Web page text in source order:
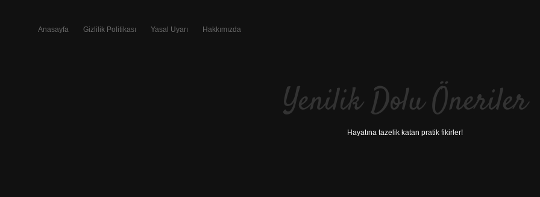
Anasayfa Gizlilik Politikası Yasal Uyarı Hakkımızda
Yenilik Dolu Öneriler
Hayatına tazelik katan pratik fikirler!